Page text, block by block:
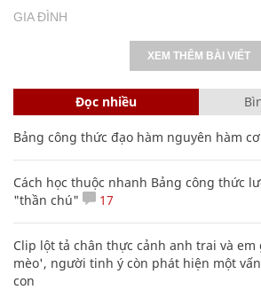
GIA ĐÌNH
XEM THÊM BÀI VIẾT
Đọc nhiều
Bảng công thức đạo hàm nguyên hàm
Cách học thuộc nhanh Bảng công thức
"thần chú"
17
Clip lột tả chân thực cảnh anh trai và
mèo', người tinh ý còn phát hiện một
con